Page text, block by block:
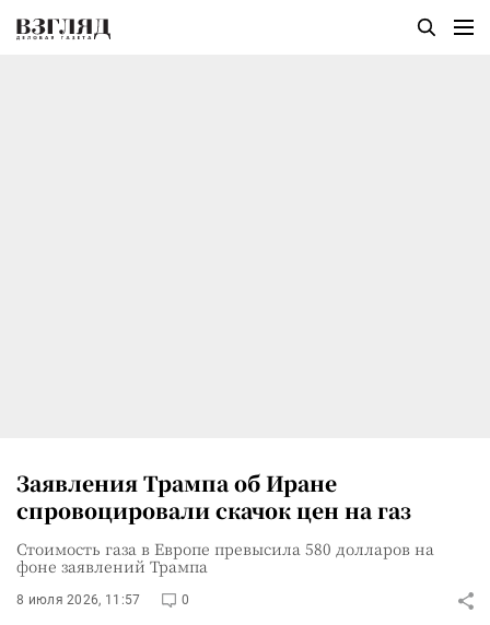
Заявления Трампа об Иране
спровоцировали скачок цен на газ
Стоимость газа в Европе превысила 580 долларов на
фоне заявлений Трампа
8 июля 2026, 11:57 0